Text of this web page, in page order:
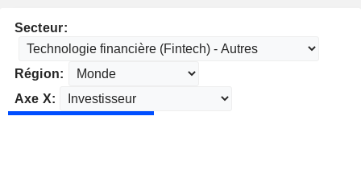
Secteur:
Région:
Axe X: